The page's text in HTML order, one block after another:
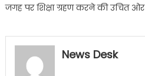
जगह पर शिक्षा ग्रहण करने की उचित ओर
News Desk